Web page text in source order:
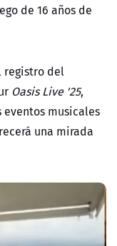
de 16 años de
registro del
Oasis Live '25,
musicales
una mirada